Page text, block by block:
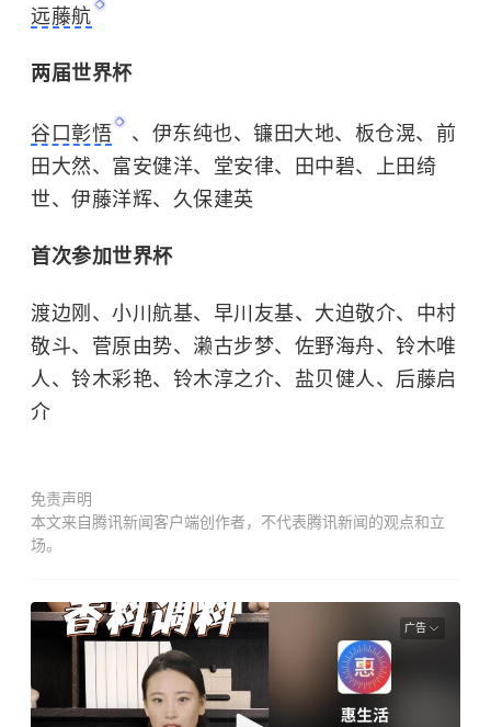
远藤航
两届世界杯
谷口彰悟
、伊东纯也、镰田大地、板仓滉、前
田大然、富安健洋、堂安律、田中碧、上田绮
世、伊藤洋辉、久保建英
首次参加世界杯
渡边刚、小川航基、早川友基、大迫敬介、中村
敬斗、菅原由势、濑古步梦、佐野海舟、铃木唯
人、 铃木彩艳、铃木淳之介、盐贝健人、后藤启
介
免责声明
本文来自腾讯新闻客户端创作者，不代表腾讯新闻的观点和立
场。
广告